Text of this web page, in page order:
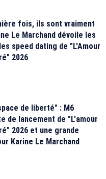
fois, ils sont vraiment
Le Marchand dévoile les
speed dating de "L'Amour
2026
de liberté" : M6
de lancement de "L'amour
2026 et une grande
Karine Le Marchand